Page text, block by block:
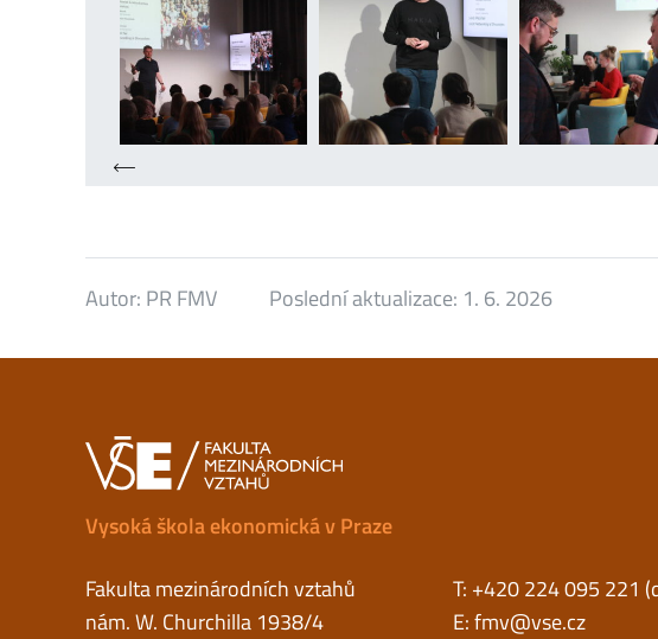
Autor: PR FMV Poslední aktualizace: 1. 6. 2026
Vysoká škola ekonomická v Praze
Fakulta mezinárodních vztahů
nám. W. Churchilla 1938/4
T: +420 224 095 221
E:fmv@vse.cz